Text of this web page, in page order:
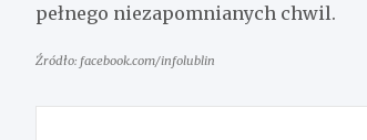
pełnego niezapomnianych chwil.
Źródło: facebook.com/infolublin